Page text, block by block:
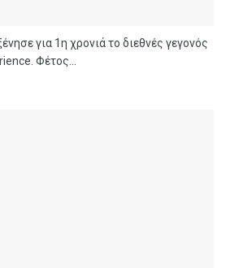
για 1η χρονιά το διεθνές γεγονός
Φέτος...